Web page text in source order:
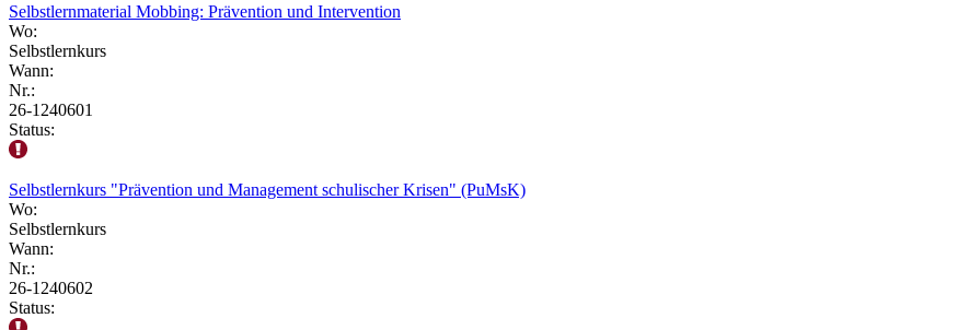
Selbstlernmaterial Mobbing: Prävention und Intervention
Wo:
Selbstlernkurs
Wann:
Nr.:
26-1240601
Status:
Selbstlernkurs "Prävention und Management schulischer Krisen" (PuMsK)
Wo:
Selbstlernkurs
Wann:
Nr.:
26-1240602
Status: